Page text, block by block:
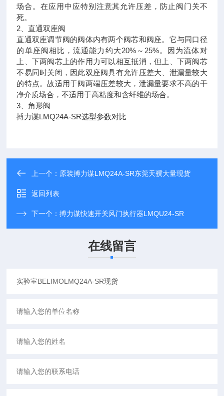
场合。在应用中应特别注意其允许压差，防止阀门关不
死。
2、直通双座阀
直通双座调节阀的阀体内有两个阀芯和阀座。它与同口径
的单座阀相比，流通能力约大20%～25%。因为流体对
上、下两阀芯上的作用力可以相互抵消，但上、下两阀芯
不易同时关闭，因此双座阀具有允许压差大、泄漏量较大
的特点。故适用于阀两端压差较大，泄漏量要求不高的干
净介质场合，不适用于高粘度和含纤维的场合。
3、角形阀
搏力谋LMQ24A-SR选型参数对比
上一个： 原装搏力谋LMQ24A-SR东莞天骥大量现货
返回列表
下一个：搏力谋快速开关风门执行器LMQU24-SR
在线留言